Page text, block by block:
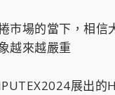
市場的當下，相信
越來越嚴重
展出的